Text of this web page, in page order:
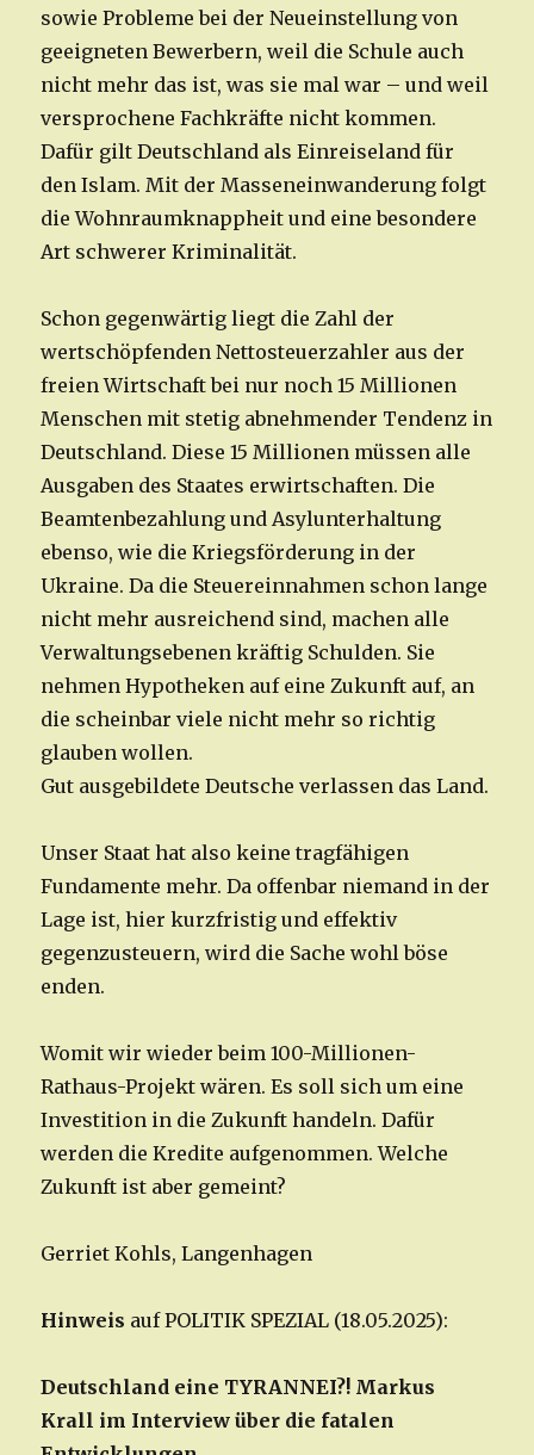
sowie Probleme bei der Neueinstellung von
geeigneten Bewerbern, weil die Schule auch
nicht mehr das ist, was sie mal war – und weil
versprochene Fachkräfte nicht kommen.
Dafür gilt Deutschland als Einreiseland für
den Islam. Mit der Masseneinwanderung folgt
die Wohnraumknappheit und eine besondere
Art schwerer Kriminalität.
Schon gegenwärtig liegt die Zahl der
wertschöpfenden Nettosteuerzahler aus der
freien Wirtschaft bei nur noch 15 Millionen
Menschen mit stetig abnehmender Tendenz in
Deutschland. Diese 15 Millionen müssen alle
Ausgaben des Staates erwirtschaften. Die
Beamtenbezahlung und Asylunterhaltung
ebenso, wie die Kriegsförderung in der
Ukraine. Da die Steuereinnahmen schon lange
nicht mehr ausreichend sind, machen alle
Verwaltungsebenen kräftig Schulden. Sie
nehmen Hypotheken auf eine Zukunft auf, an
die scheinbar viele nicht mehr so richtig
glauben wollen.
Gut ausgebildete Deutsche verlassen das Land.
Unser Staat hat also keine tragfähigen
Fundamente mehr. Da offenbar niemand in der
Lage ist, hier kurzfristig und effektiv
gegenzusteuern, wird die Sache wohl böse
enden.
Womit wir wieder beim 100-Millionen-
Rathaus-Projekt wären. Es soll sich um eine
Investition in die Zukunft handeln. Dafür
werden die Kredite aufgenommen. Welche
Zukunft ist aber gemeint?
Gerriet Kohls, Langenhagen
Hinweis auf POLITIK SPEZIAL (18.05.2025):
Deutschland eine TYRANNEI?! Markus
Krall im Interview über die fatalen